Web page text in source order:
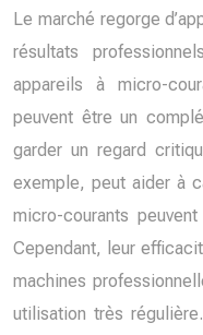
Le marché regorge
résultats
appareils à micro-
peuvent être un
garder un regard
exemple, peut aider à
micro-courants
Cependant, leur
machines
utilisation très